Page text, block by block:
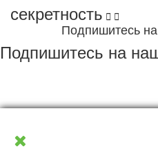
секретность  
Подпишитесь
Подпишитесь на